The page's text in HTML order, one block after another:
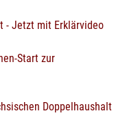
- Jetzt mit Erklärvideo
Start zur
Doppelhaushalt